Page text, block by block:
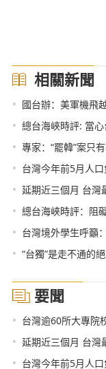
相關新聞
• 國台辦：美軍機飛
• 總台海峽時評: 當心
• 專家：“罷韓”案只
• 台灣今年前5月人
• 延期近三個月 台灣
• 總台海峽時評：阻
• 台灣境外學生呼籲
• “台獨”是走不通的
要聞
• 台灣逾60所大專院
• 延期近三個月 台灣
• 台灣今年前5月人